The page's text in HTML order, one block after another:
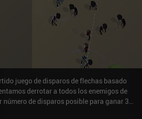
juego de disparos de flechas basado
derrotar a todos los enemigos de
número de disparos posible para ganar 3